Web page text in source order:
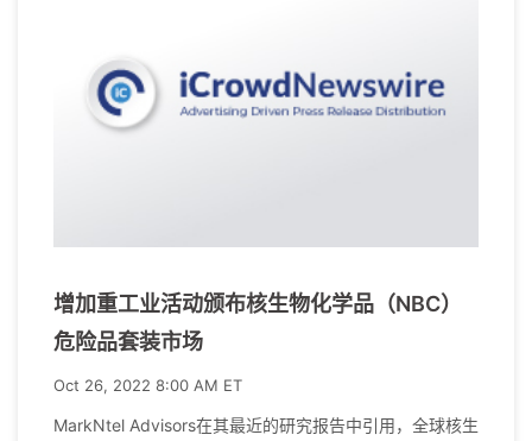
增加重工业活动颁布核生物化学品（NBC）
危险品套装市场
Oct 26, 2022 8:00 AM ET
MarkNtel Advisors在其最近的研究报告中引用，全球核生